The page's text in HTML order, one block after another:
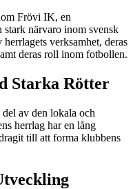
Frövi IK, en
närvaro inom svensk
verksamhet, deras
deras roll inom fotbollen.
Starka Rötter
av den lokala och
herrlag har en lång
till att forma klubbens